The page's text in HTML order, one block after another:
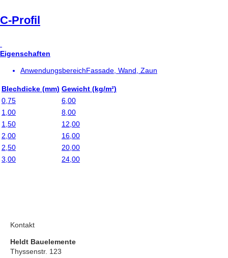
C-Profil
Eigenschaften
AnwendungsbereichFassade, Wand, Zaun
Blechdicke (mm) Gewicht (kg/m²)
0,75
6,00
1,00
8,00
1,50
12,00
2,00
16,00
2,50
20,00
3,00
24,00
Kontakt
Heldt Bauelemente
Thyssenstr. 123